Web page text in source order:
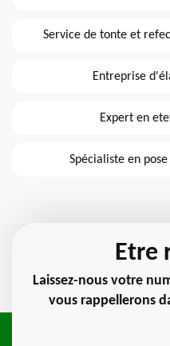
Service de tonte et
Entreprise
Expert en
Spécialiste en
Etre
Laissez-nous votre
vous rappellerons